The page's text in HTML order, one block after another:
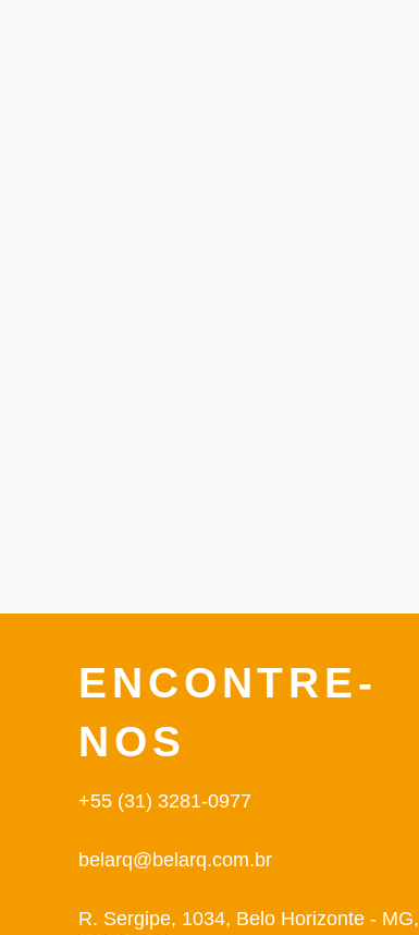
ENCONTRE-
NOS
+55 (31) 3281-0977
belarq@belarq.com.br
R. Sergipe, 1034, Belo Horizonte - MG,